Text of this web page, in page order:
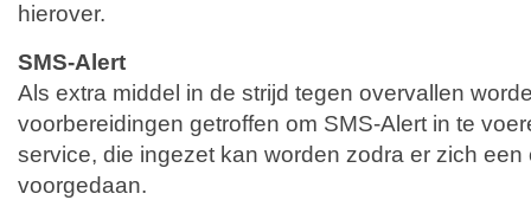
hierover.
SMS-Alert
Als extra middel in de strijd tegen overvallen
voorbereidingen getroffen om SMS-Alert in te
service, die ingezet kan worden zodra er zich een
voorgedaan.